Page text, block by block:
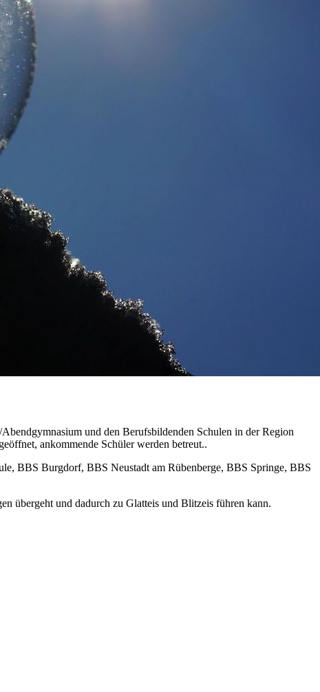
und den Berufsbildenden Schulen in der Region
ankommende Schüler werden betreut..
BBS Burgdorf, BBS Neustadt am Rübenberge, BBS Springe, BBS
übergeht und dadurch zu Glatteis und Blitzeis führen kann.